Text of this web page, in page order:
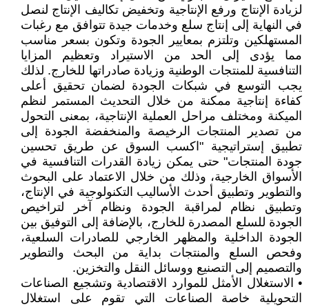
لزيادة الإنتاج ورفع الإنتاجية وتخفيض تكاليف الإنتاج لنصل
في النهاية إلى إنتاج سلع وخدمات جيدة تتوافق مع رغبات
المستهلكين وتلتزم بمعايير الجودة وتكون بسعر مناسب
مما يؤدى إلى الحد من الاستيراد وتعظيم المزايا
التنافسية للمنتجات الوطنية وزيادة صادراتها للخارج. لذلك
يجب التوسع في شبكات الجودة لضمان تحقيق أعلى
كفاءة إنتاجية ممكنة من خلال التحديث المستمر لنظم
الميكنة ومختلف مراحل العملية الإنتاجية، بمعنى التحول
من تصدير المنتجات الرخيصة والمنخفضة الجودة إلى
تطبيق إستراتيجية "اكسب السوق عن طريق تحسين
جودة المنتجات" حتى يمكن زيادة القدرات التنافسية في
الأسواق الخارجية، وذلك من خلال الاعتماد على البحوث
والتطوير وتطبيق أحدث الأساليب التكنولوجية في الإنتاج،
وتطبيق نظام لمراقبة الجودة ونظام آخر لتراخيص
الجودة للسلع المصدرة للخارج، بالإضافة إلى التوفيق بين
الجودة الداخلية والمظهر الخارجي للصادرات السلعية،
وفحص السلع والمنتجات بداية من البحث والتطوير
والتصميم إلى التصنيع ووسائل النقل والتخزين.
• الاستغلال الأمثل للموارد الاقتصادية وتشجيع الصناعات
التحويلية خاصة الصناعات التي تقوم على استغلال